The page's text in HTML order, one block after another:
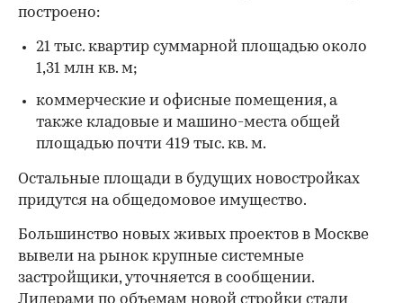
построено:
21 тыс. квартир суммарной площадью около
1,31 млн кв. м;
коммерческие и офисные помещения, а
также кладовые и машино-места общей
площадью почти 419 тыс. кв. м.
Остальные площади в будущих новостройках
придутся на общедомовое имущество.
Большинство новых живых проектов в Москве
вывели на рынок крупные системные
застройщики, уточняется в сообщении.
Лидерами по объемам новой стройки стали